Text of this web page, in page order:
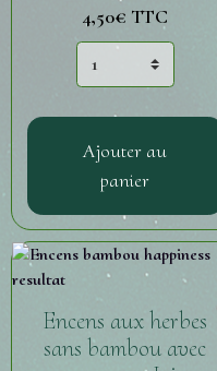
4,50€ TTC
Ajouter au
panier
Encens aux herbes
sans bambou avec